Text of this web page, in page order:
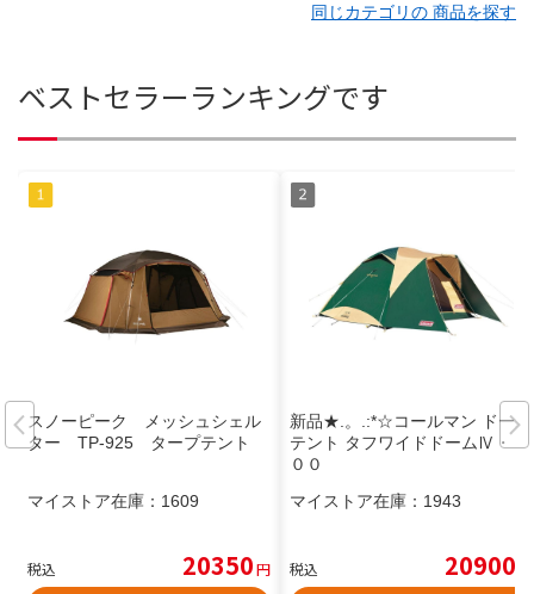
同じカテゴリの 商品を探す
ベストセラーランキングです
スノーピーク メッシュシェル
ター TP-925 タープテント
マイストア在庫： 1609
税込 20350円
新品★.。.:*☆コールマン ドーム
テント タフワイドドームⅣ・３
００
マイストア在庫： 1943
税込 20900